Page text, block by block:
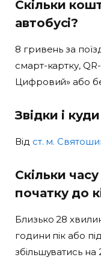
Скільки
автобусі?
8 гривень за
смарт-картку,
Цифровий» або
Звідки і
Від ст. м.
Скільки
початку до
Близько 28
години пік або
збільшуватись на